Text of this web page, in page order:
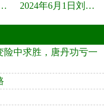
君、蒋川讲解了第九届杨官璘杯全国象棋... 2024年6月1日刘君、蒋川讲解第三届上海杯象棋大师赛谢靖与李少庚...
中求胜，唐丹功亏一